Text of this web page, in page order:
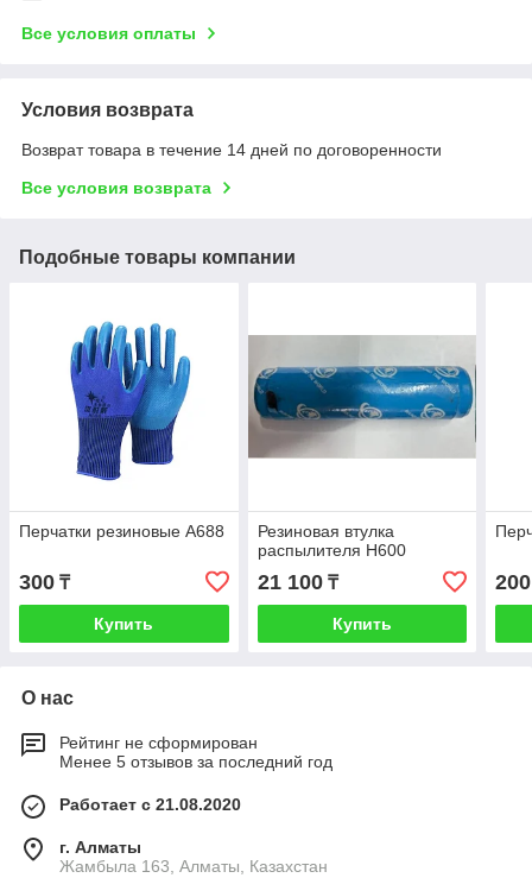
Все условия оплаты
Условия возврата
Возврат товара в течение 14 дней по договоренности
Все условия возврата
Подобные товары компании
Перчатки резиновые A688
300 ₸
Купить
Резиновая втулка
распылителя H600
21 100₸
Купить
200
О нас
Рейтинг не сформирован
Менее 5 отзывов за последний год
Работает с 21.08.2020
г. Алматы
Жамбыла 163, Алматы, Казахстан